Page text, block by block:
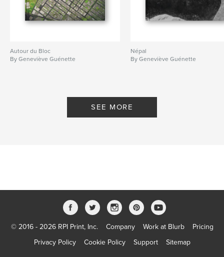
Autour du Bloc
By Geneviève Guénette
Népal
By Geneviève Guénette
SEE MORE
© 2016 - 2026 RPI Print, Inc. Company Work at Blurb
Pricing
Privacy Policy
Cookie Policy Support Sitemap